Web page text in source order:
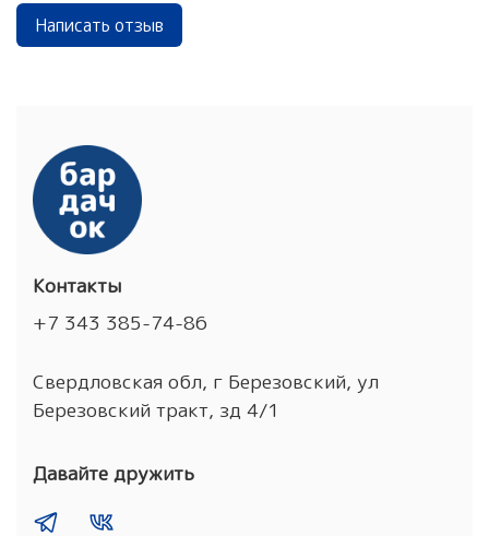
Написать отзыв
Контакты
+7 343 385-74-86
Свердловская обл, г Березовский, ул
Березовский тракт, зд 4/1
Давайте дружить